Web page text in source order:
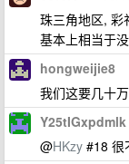
珠三角地区, 彩
基本上相当于
hongweijie8
我们这要几十万
Y25tIGxpdmlk
@HKzy #18 很